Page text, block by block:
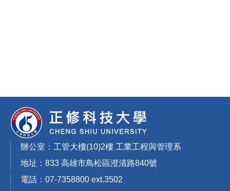
辦公室：工管大樓(10)2樓 工業工程與管理系
地址：833 高雄市鳥松區澄清路840號
電話：07-7358800 ext.3502